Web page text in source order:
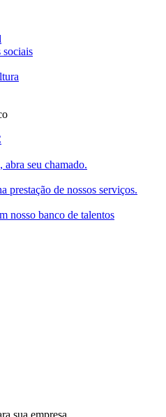
sociais
seu chamado.
prestação de nossos serviços.
nosso banco de talentos
sua empresa